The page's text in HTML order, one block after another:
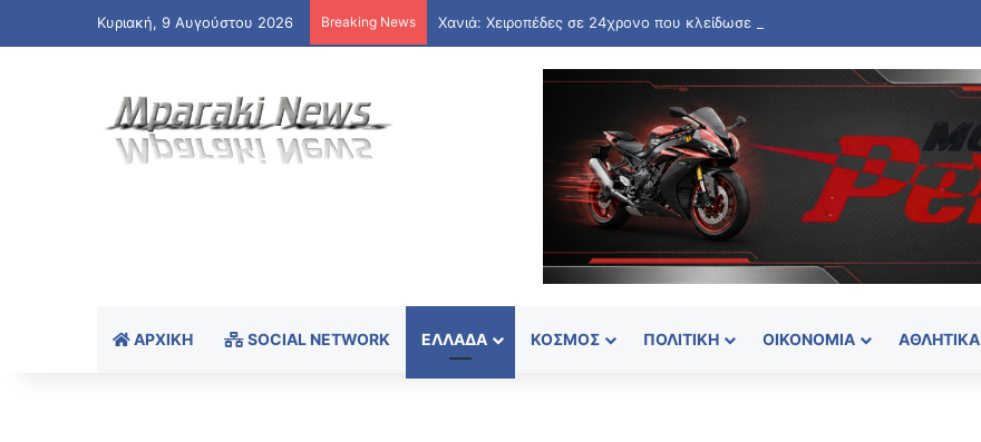
Κυριακή, 9 Αυγούστου 2026 Breaking News Χανιά: Χειροπέδες σε 24χρονο που κλείδωσε την ανήλικη φίλη του στο σπίτι
ΑΡΧΙΚΉ SOCIAL NETWORK ΕΛΛΆΔΑ ΚΌΣΜΟΣ ΠΟΛΙΤΙΚΉ ΟΙΚΟΝΟΜΊΑ ΑΘΛΗΤΙΚΆ